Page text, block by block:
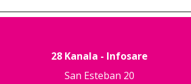
28 Kanala - Infosare
San Esteban 20